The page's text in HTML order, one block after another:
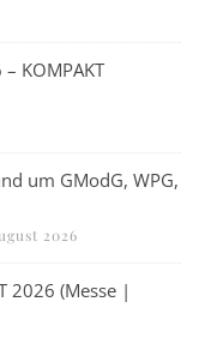
KOMPAKT
um GModG, WPG,
2026
2026 (Messe |